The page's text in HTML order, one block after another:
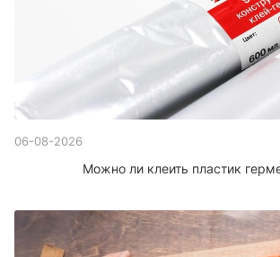
06-08-2026
Можно ли клеить пластик